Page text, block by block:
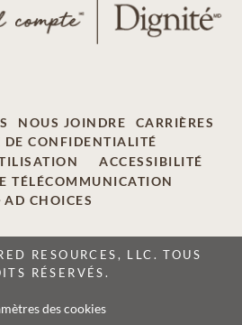
NOUS JOINDRE
CARRIÈRES
DE CONFIDENTIALITÉ
ACCESSIBILITÉ
TÉLÉCOMMUNICATION
AD CHOICES
RESOURCES, LLC. TOUS
RÉSERVÉS.
des cookies